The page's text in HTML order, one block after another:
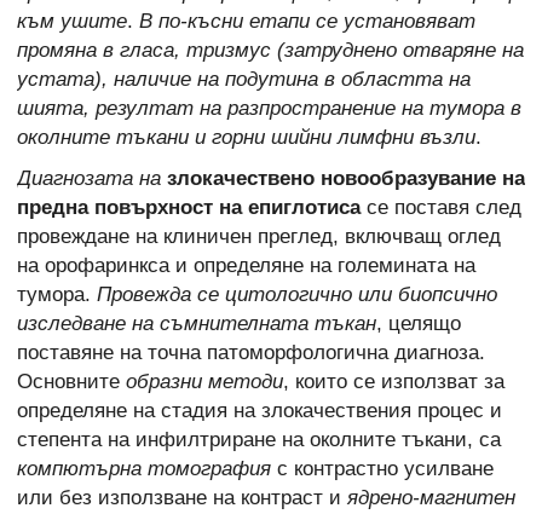
към ушите. В по-късни етапи се установяват
промяна в гласа, тризмус (затруднено отваряне на
устата), наличие на подутина в областта на
шията, резултат на разпространение на тумора в
околните тъкани и горни шийни лимфни възли.
Диагнозата на злокачествено новообразувание на
предна повърхност на епиглотисасе поставя след
провеждане на клиничен преглед, включващ оглед
на орофаринкса и определяне на големината на
тумора. Провежда се цитологично или биопсично
изследване на съмнителната тъкан, целящо
поставяне на точна патоморфологична диагноза.
Основните образни методи, които се използват за
определяне на стадия на злокачествения процес и
степента на инфилтриране на околните тъкани, са
компютърна томография с контрастно усилване
или без използване на контраст и ядрено-магнитен